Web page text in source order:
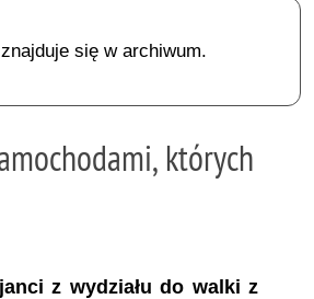
się w archiwum.
których
z wydziału do walki z